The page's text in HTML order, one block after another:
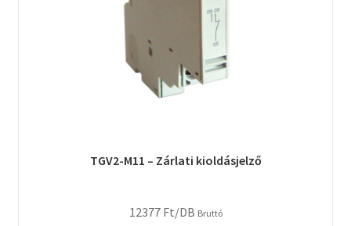
TGV2-M11 – Zárlati kioldásjelző
12377 Ft/DB Bruttó